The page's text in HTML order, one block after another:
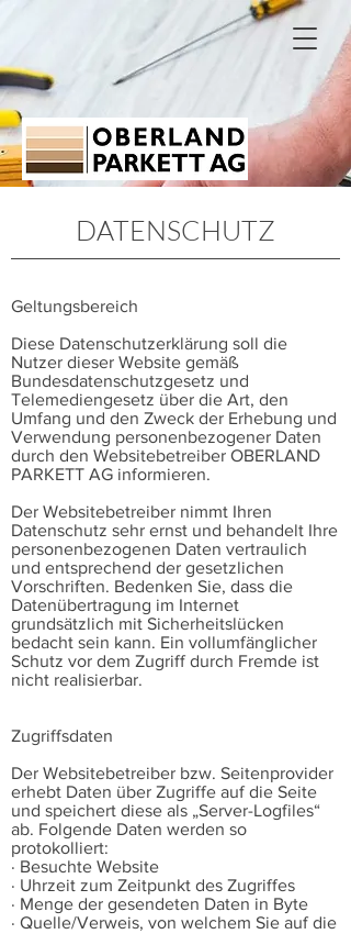
DATENSCHUTZ
Geltungsbereich
Diese Datenschutzerklärung soll die
Nutzer dieser Website gemäß
Bundesdatenschutzgesetz und
Telemediengesetz über die Art, den
Umfang und den Zweck der Erhebung und
Verwendung personenbezogener Daten
durch den Websitebetreiber OBERLAND
PARKETT AG informieren.
Der Websitebetreiber nimmt Ihren
Datenschutz sehr ernst und behandelt Ihre
personenbezogenen Daten vertraulich
und entsprechend der gesetzlichen
Vorschriften. Bedenken Sie, dass die
Datenübertragung im Internet
grundsätzlich mit Sicherheitslücken
bedacht sein kann. Ein vollumfänglicher
Schutz vor dem Zugriff durch Fremde ist
nicht realisierbar.
Zugriffsdaten
Der Websitebetreiber bzw. Seitenprovider
erhebt Daten über Zugriffe auf die Seite
und speichert diese als „Server-Logfiles“
ab. Folgende Daten werden so
protokolliert:
· Besuchte Website
· Uhrzeit zum Zeitpunkt des Zugriffes
· Menge der gesendeten Daten in Byte
· Quelle/Verweis, von welchem Sie auf die